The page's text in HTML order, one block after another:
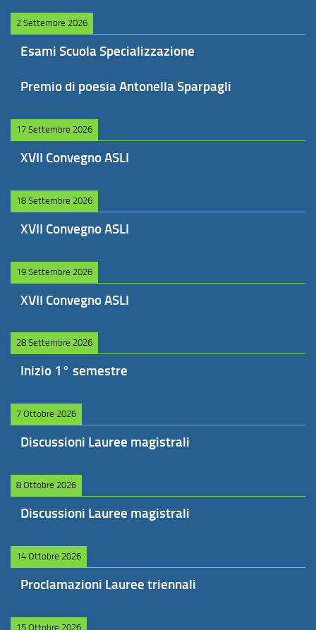
2 Settembre 2026
Esami Scuola Specializzazione
Premio di poesia Antonella Sparpagli
17 Settembre 2026
XVII Convegno ASLI
18 Settembre 2026
XVII Convegno ASLI
19 Settembre 2026
XVII Convegno ASLI
28 Settembre 2026
Inizio 1° semestre
7 Ottobre 2026
Discussioni Lauree magistrali
8 Ottobre 2026
Discussioni Lauree magistrali
14 Ottobre 2026
Proclamazioni Lauree triennali
15 Ottobre 2026